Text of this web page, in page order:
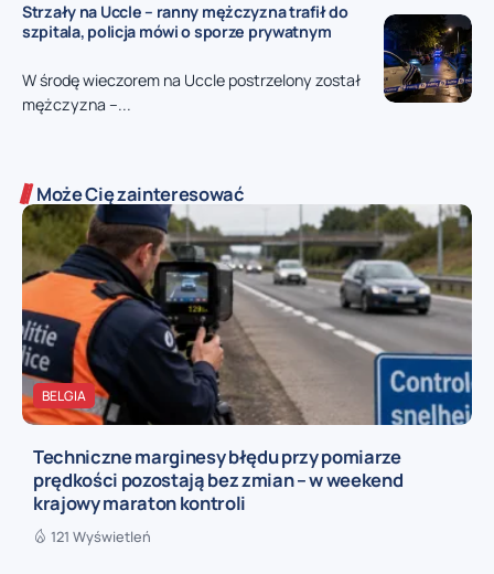
Strzały na Uccle – ranny mężczyzna trafił do
szpitala, policja mówi o sporze prywatnym
W środę wieczorem na Uccle postrzelony został
mężczyzna –...
Może Cię zainteresować
BELGIA
Techniczne marginesy błędu przy pomiarze
prędkości pozostają bez zmian – w weekend
krajowy maraton kontroli
121 Wyświetleń